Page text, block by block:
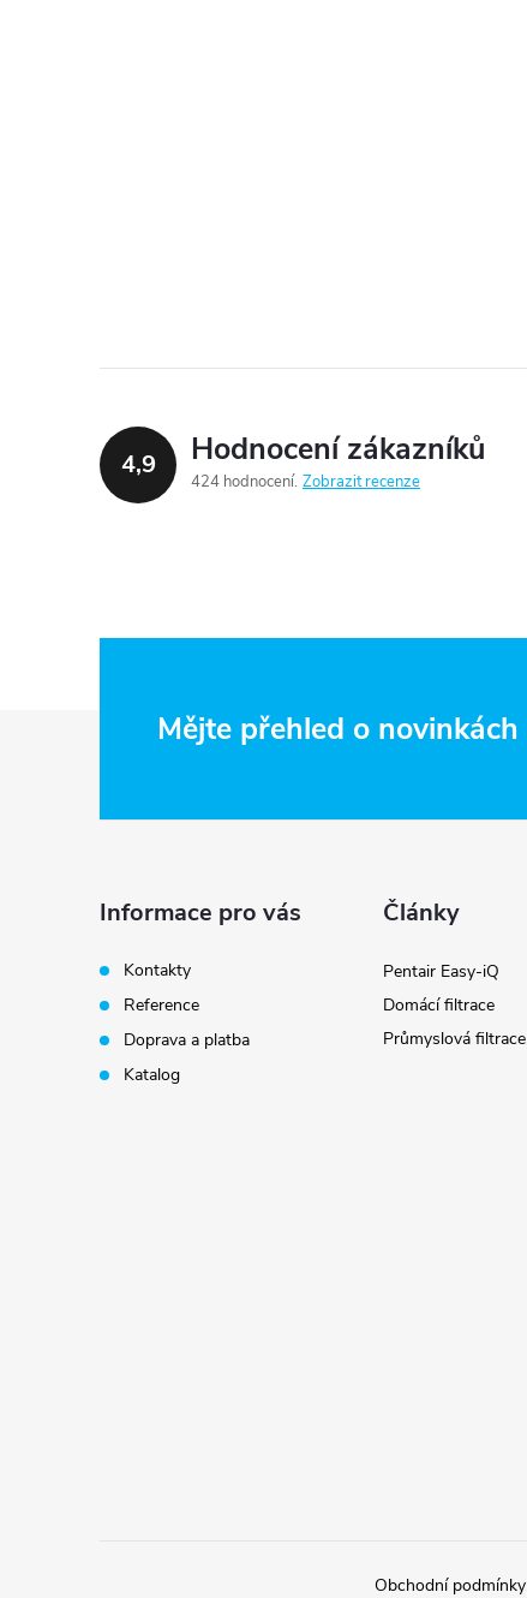
4,9 Hodnocení zákazníků
424 hodnocení Zobrazit recenze
Mějte přehled o novinkách
Informace pro vás
Kontakty
Reference
Doprava a platba
Katalog
Články
Pentair Easy-iQ
Domácí filtrace
Průmyslová filtrace
Obchodní podmínky